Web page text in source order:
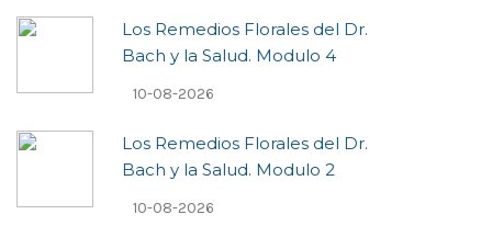
Los Remedios Florales del Dr.
Bach y la Salud. Modulo 4
10-08-2026
Los Remedios Florales del Dr.
Bach y la Salud. Modulo 2
10-08-2026